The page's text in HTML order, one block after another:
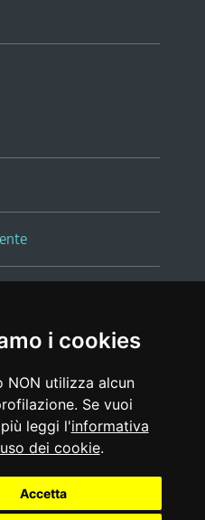
i cookies
NON utilizza alcun
Se vuoi
leggi l'informativa
dei cookie.
Accetta
|glossario
|feedback